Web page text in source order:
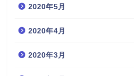
2020年5月
2020年4月
2020年3月